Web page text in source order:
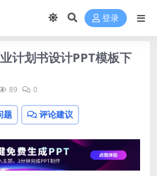
登录
计划书设计PPT模板下
89 0
题 评论建议